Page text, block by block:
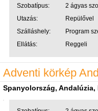
Szobatípus:
2 ágyas
Utazás:
Repülővel
Szálláshely:
Program
Ellátás:
Reggeli
Adventi körkép
Spanyolország, Andalúzia,